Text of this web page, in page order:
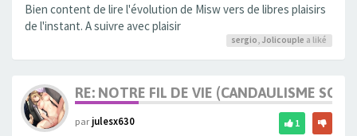
Bien content de lire l'évolution de Misw vers de libres plaisirs
de l'instant. A suivre avec plaisir
sergio, Jolicouple a liké
RE: NOTRE FIL DE VIE (CANDAULISME
parjulesx630 1